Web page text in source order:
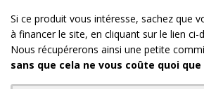
Si ce produit vous intéresse, sachez que
à financer le site, en cliquant sur le lien ci-
Nous récupérerons ainsi une petite
sans que cela ne vous coûte quoi